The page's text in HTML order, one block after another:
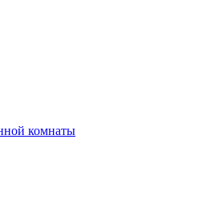
комнаты